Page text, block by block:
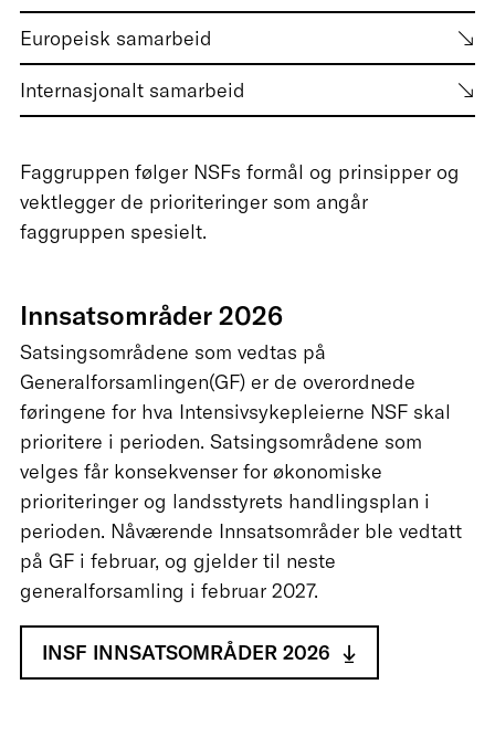
Europeisk samarbeid
Internasjonalt samarbeid
Faggruppen følger NSFs formål og prinsipper og
vektlegger de prioriteringer som angår
faggruppen spesielt.
Innsatsområder 2026
Satsingsområdene som vedtas på
Generalforsamlingen(GF) er de overordnede
føringene for hva Intensivsykepleierne NSF skal
prioritere i perioden. Satsingsområdene som
velges får konsekvenser for økonomiske
prioriteringer og landsstyrets handlingsplan i
perioden. Nåværende Innsatsområder ble vedtatt
på GF i februar, og gjelder til neste
generalforsamling i februar 2027.
INSF INNSATSOMRÅDER 2026